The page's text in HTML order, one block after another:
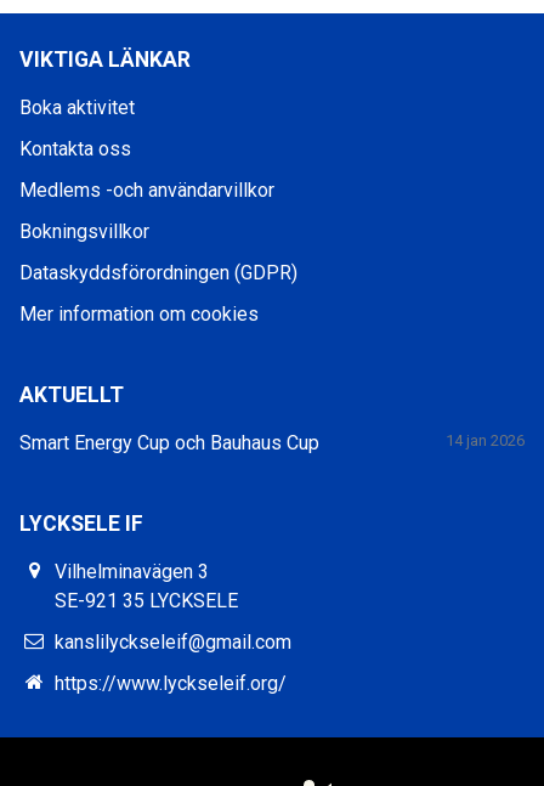
VIKTIGA LÄNKAR
Boka aktivitet
Kontakta oss
Medlems -och användarvillkor
Bokningsvillkor
Dataskyddsförordningen (GDPR)
Mer information om cookies
AKTUELLT
Smart Energy Cup och Bauhaus Cup 14 jan 2026
LYCKSELE IF
Vilhelminavägen 3
SE-921 35 LYCKSELE
kanslilyckseleif@gmail.com
https://www.lyckseleif.org/